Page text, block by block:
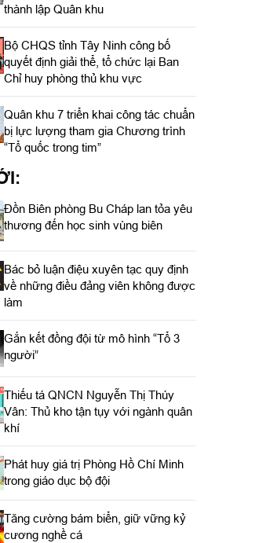
thành lập Quân khu
Bộ CHQS tỉnh Tây Ninh công bố
quyết định giải thể, tổ chức lại Ban
Chỉ huy phòng thủ khu vực
Quân khu 7 triển khai công tác chuẩn
bị lực lượng tham gia Chương trình
“Tổ quốc trong tim”
Đồn Biên phòng Bu Cháp lan tỏa yêu
thương đến học sinh vùng biên
Bác bỏ luận điệu xuyên tạc quy định
về những điều đảng viên không được
làm
Gắn kết đồng đội từ mô hình “Tổ 3
người”
Thiếu tá QNCN Nguyễn Thị Thúy
Vân: Thủ kho tận tụy với ngành quân
khí
Phát huy giá trị Phòng Hồ Chí Minh
trong giáo dục bộ đội
Tăng cường bám biển, giữ vững kỷ
cương nghề cá